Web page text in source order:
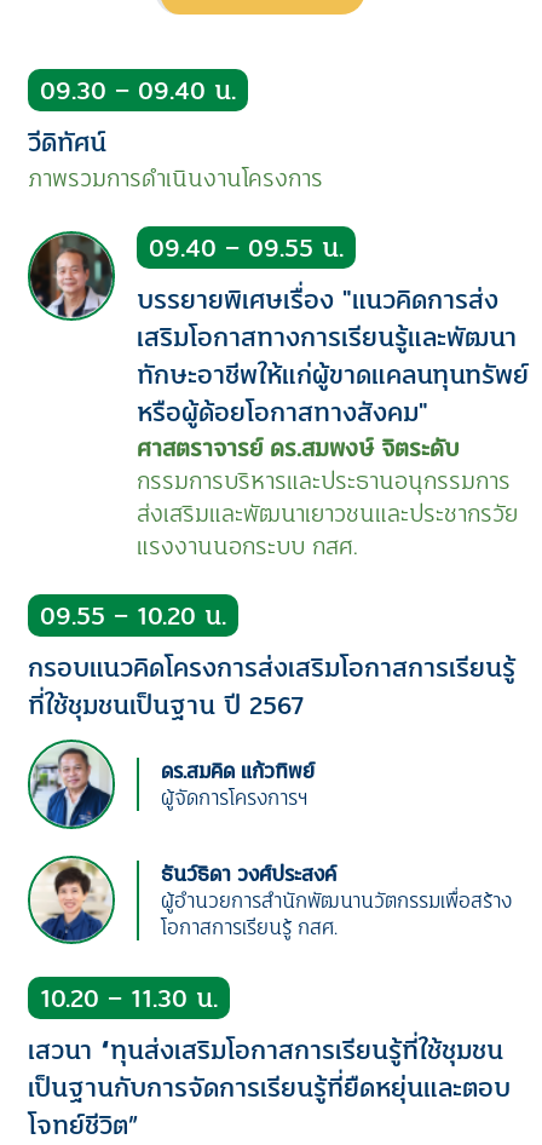
09.30 – 09.40 น.
วีดิทัศน์
ภาพรวมการดำเนินงานโครงการ
09.40 – 09.55 น.
บรรยายพิเศษเรื่อง "แนวคิดการส่ง
เสริมโอกาสทางการเรียนรู้และพัฒนา
ทักษะอาชีพให้แก่ผู้ขาดแคลนทุนทรัพย์
หรือผู้ด้อยโอกาสทางสังคม"
ศาสตราจารย์ ดร.สมพงษ์ จิตระดับ
กรรมการบริหารและประธานอนุกรรมการ
ส่งเสริมและพัฒนาเยาวชนและประชากรวัย
แรงงานนอกระบบ กสศ.
09.55 – 10.20 น.
กรอบแนวคิดโครงการส่งเสริมโอกาสการเรียนรู้
ที่ใช้ชุมชนเป็นฐาน ปี 2567
ดร.สมคิด แก้วทิพย์
ผู้จัดการโครงการฯ
ธันว์ธิดา วงศ์ประสงค์
ผู้อำนวยการสำนักพัฒนานวัตกรรมเพื่อสร้าง
โอกาสการเรียนรู้ กสศ.
10.20 – 11.30 น.
เสวนา “ทุนส่งเสริมโอกาสการเรียนรู้ที่ใช้ชุมชน
เป็นฐานกับการจัดการเรียนรู้ที่ยืดหยุ่นและตอบ
โจทย์ชีวิต”